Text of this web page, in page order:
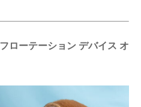
ローテーション デバイス オ